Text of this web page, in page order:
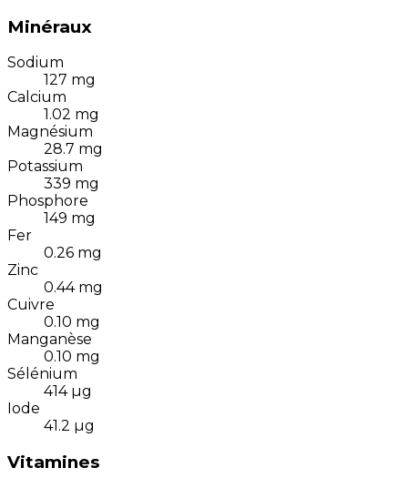
Minéraux
Sodium
127 mg
Calcium
1.02 mg
Magnésium
28.7 mg
Potassium
339 mg
Phosphore
149 mg
Fer
0.26 mg
Zinc
0.44 mg
Cuivre
0.10 mg
Manganèse
0.10 mg
Sélénium
414 µg
Iode
41.2 µg
Vitamines